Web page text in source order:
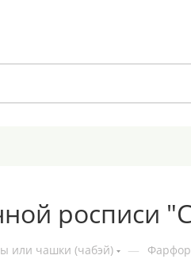
росписи
или чашки (чабэй) —